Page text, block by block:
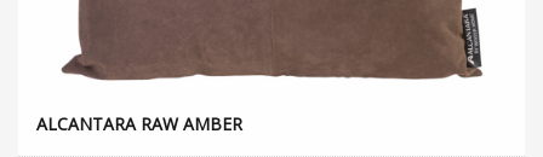
ALCANTARA RAW AMBER